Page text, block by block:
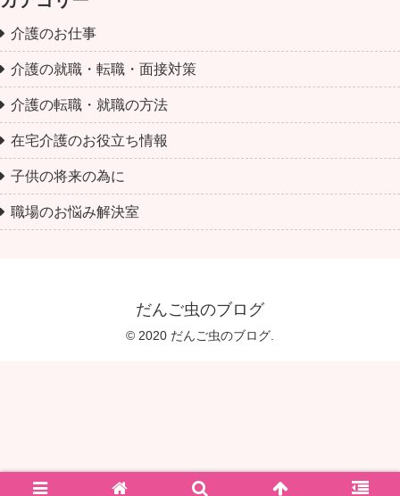
介護のお仕事
介護の就職・転職・面接対策
介護の転職・就職の方法
在宅介護のお役立ち情報
子供の将来の為に
職場のお悩み解決室
だんご虫のブログ
© 2020 だんご虫のブログ.